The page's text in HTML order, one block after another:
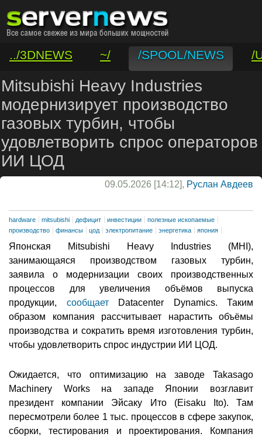
../3DNEWS ~/ /SPOOL/NEWS
/
/VAR/CONTACT
Mitsubishi Heavy Industries
модернизирует производство
газовых турбин, чтобы
удовлетворить спрос операторов
ИИ ЦОД
09.05.2026 [14:12], Руслан Авдеев
hardware mitsubishi дефицит инвестиции
полезные ископаемые
производство
финансы цод электропитание энергетика япония
Японская Mitsubishi Heavy Industries (MHI),
занимающаяся производством газовых турбин,
заявила о модернизации своих производственных
процессов для увеличения объёмов выпуска
продукции, сообщаетDatacenter Dynamics. Таким
образом компания рассчитывает нарастить объёмы
производства и сократить время изготовления турбин,
чтобы удовлетворить спрос индустрии ИИ ЦОД.
Ожидается, что оптимизацию на заводе Takasago
Machinery Works на западе Японии возглавит
президент компании Эйсаку Ито (Eisaku Ito). Там
пересмотрели более 1 тыс. процессов в сфере закупок,
сборки, тестирования и проектирования. Компания